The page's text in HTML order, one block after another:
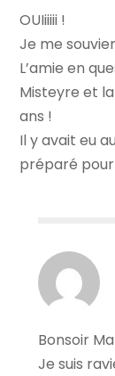
OUIiiiii !
Je me
L’amie en
Misteyre et
ans !
Il y avait eu
préparé
Bonsoir
Je suis